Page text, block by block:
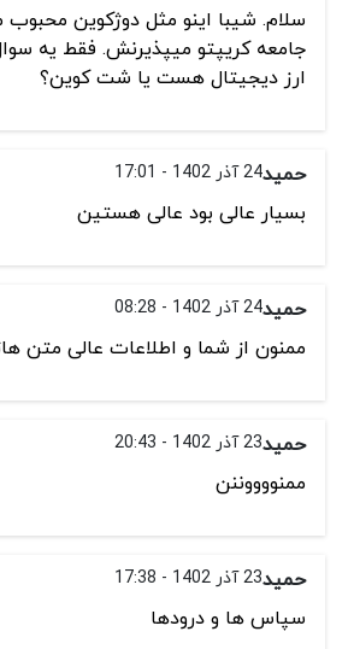
سلام. شیبا اینو مثل دوژکوین
جامعه کریپتو میپذیرنش. فقط یه
ارز دیجیتال هست یا شت کوین؟
حمید24 آذر 1402 - 17:01
بسیار عالی بود عالی هستین
حمید24 آذر 1402 - 08:28
ممنون از شما و اطلاعات عالی متن
حمید23 آذر 1402 - 20:43
ممنووووننن
حمید23 آذر 1402 - 17:38
سپاس ها و درودها